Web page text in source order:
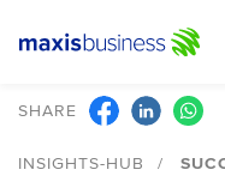
SHARE
INSIGHTS-HUB